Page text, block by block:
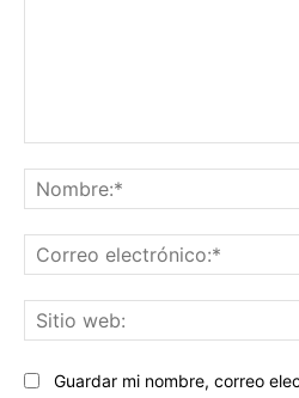
Guardar mi nombre, correo